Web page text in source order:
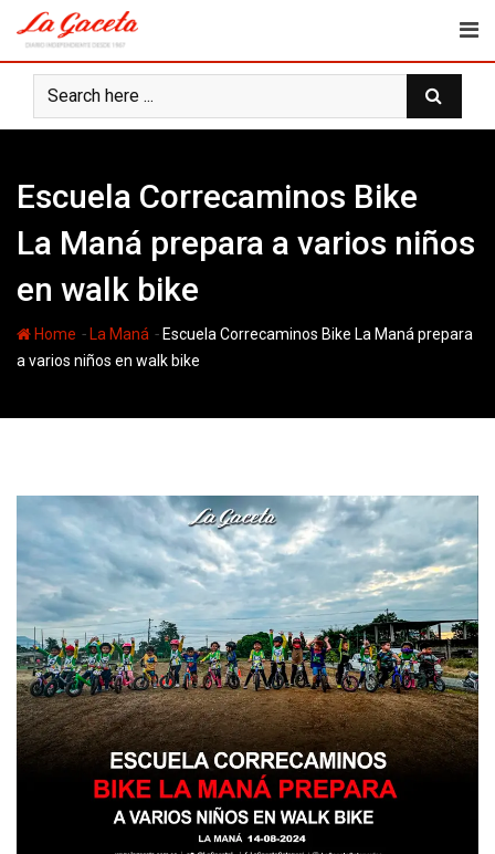
content
Escuela Correcaminos Bike
La Maná prepara a varios niños
en walk bike
Home - La Maná - Escuela Correcaminos Bike La Maná prepara
a varios niños en walk bike